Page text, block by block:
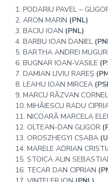
1. PODARIU PAVEL –
2. ARON MARIN (PNL)
3. BACIU IOAN (PNL)
4. BARBU IOAN DANIEL
5. BARTHA ANDREI
6. BUGNAR IOAN-VASILE
7. DAMIAN LIVIU RAREȘ
8. LEAHU IOAN MIRCEA
9. MARCU RĂZVAN CORNEL
10. MIHĂIESCU RADU
11. NICOARĂ MARCELA
12. OLTEAN-DAN GLIGOR
13. OROSZHEGYI CSABA
14. MARELE ADRIAN
15. STOICA ALIN
16. TECAR DAN CIPRIAN